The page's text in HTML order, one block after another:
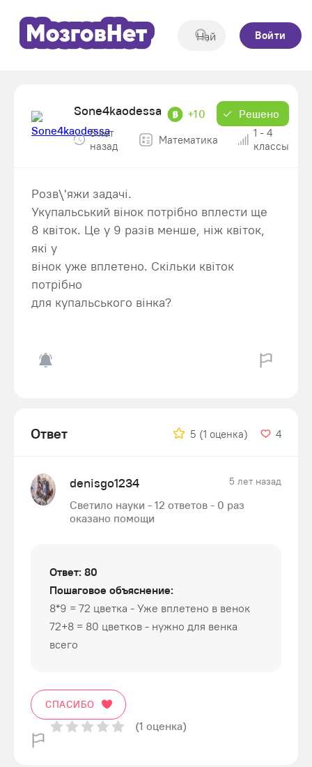
Войти
Sone4kaodessa +10 Решено
5 лет
назад
Математика
1 - 4
классы
Розв\'яжи задачі.
Укупальський вінок потрібно вплести ще
8 квіток. Це у 9 разів менше, ніж квіток,
які у
вінок уже вплетено. Скільки квіток
потрібно
для купальського вінка?
Ответ 5 (1 оценка) 4
denisgo1234 5 лет назад
Светило науки - 12 ответов - 0 раз
оказано помощи
Ответ: 80
Пошаговое объяснение:
8*9 = 72 цветка - Уже вплетено в венок
72+8 = 80 цветков - нужно для венка
всего
СПАСИБО
(1 оценка)